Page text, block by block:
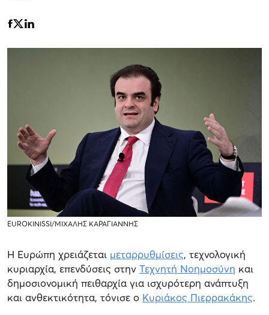
EUROKINISSI/ΜΙΧΑΛΗΣ ΚΑΡΑΓΙΑΝΝΗΣ
Η Ευρώπη χρειάζεται μεταρρυθμίσεις, τεχνολογική
κυριαρχία, επενδύσεις στην Τεχνητή Νοημοσύνη και
δημοσιονομική πειθαρχία για ισχυρότερη ανάπτυξη
και ανθεκτικότητα, τόνισε ο Κυριάκος Πιερρακάκης.